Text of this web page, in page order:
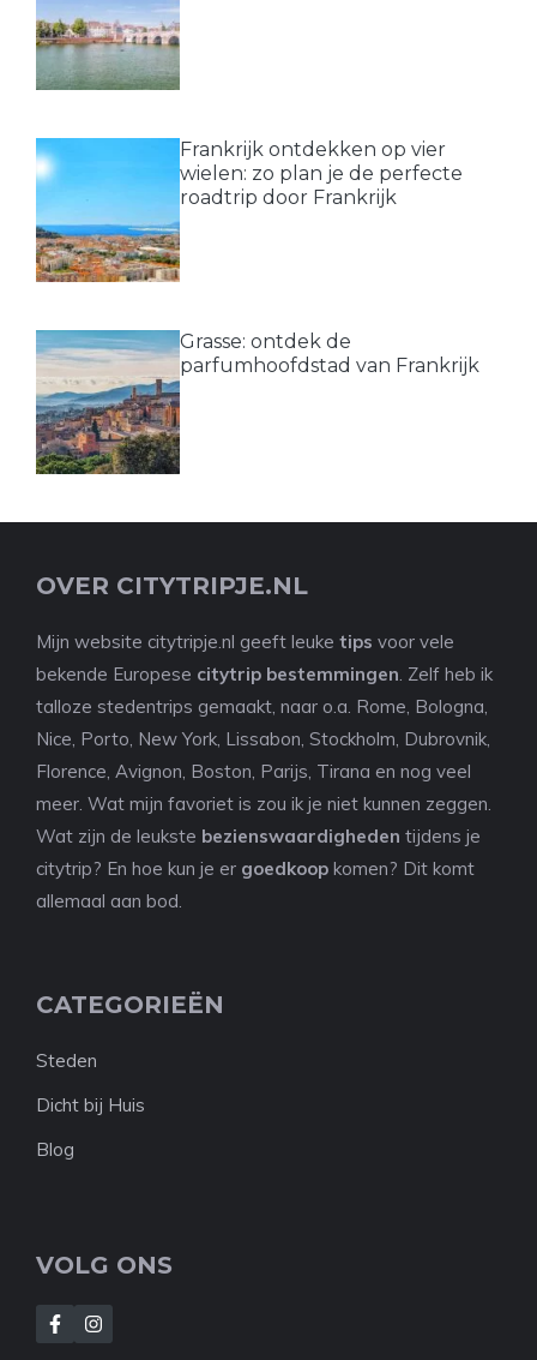
Frankrijk ontdekken op vier
wielen: zo plan je de perfecte
roadtrip door Frankrijk
Grasse: ontdek de
parfumhoofdstad van Frankrijk
OVER CITYTRIPJE.NL
Mijn website citytripje.nl geeft leuke tips voor vele
bekende Europese citytrip bestemmingen . Zelf heb ik
talloze stedentrips gemaakt, naar o.a. Rome, Bologna,
Nice, Porto, New York, Lissabon, Stockholm, Dubrovnik,
Florence, Avignon, Boston, Parijs, Tirana en nog veel
meer. Wat mijn favoriet is zou ik je niet kunnen zeggen.
Wat zijn de leukste bezienswaardigheden tijdens je
citytrip? En hoe kun je er goedkoop komen? Dit komt
allemaal aan bod.
CATEGORIEËN
Steden
Dicht bij Huis
Blog
VOLG ONS